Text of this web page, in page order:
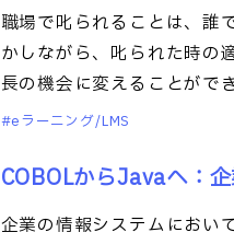
職場で叱られることは、誰
かしながら、叱られた時の
長の機会に変えることがで
僚からの必
eラーニング/LMS
COBOLからJavaへ：
企業の情報システムにおい